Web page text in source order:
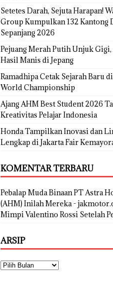
Setetes Darah, Sejuta Harapan!
Group Kumpulkan 132 Kantong
Sepanjang 2026
Pejuang Merah Putih Unjuk
Hasil Manis di Jepang
Ramadhipa Cetak Sejarah Baru
World Championship
Ajang AHM Best Student 2026
Kreativitas Pelajar Indonesia
Honda Tampilkan Inovasi dan
Lengkap di Jakarta Fair
KOMENTAR TERBARU
Pebalap Muda Binaan PT Astra
(AHM) Inilah Mereka -
Mimpi Valentino Rossi Setelah
ARSIP